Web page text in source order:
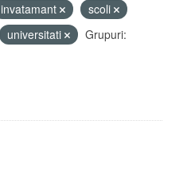
invatamant
scoli
universitati
Grupuri: